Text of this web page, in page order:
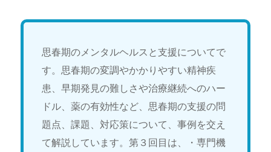
思春期のメンタルヘルスと支援についてで
す。思春期の変調やかかりやすい精神疾
患、早期発見の難しさや治療継続へのハー
ドル、薬の有効性など、思春期の支援の問
題点、課題、対応策について、事例を交え
て解説しています。第３回目は、・専門機